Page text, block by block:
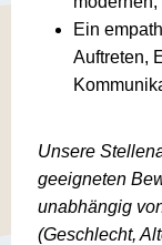
Ein
Auftreten,
Unsere
geeigneten
unabhängig
(Geschlecht,